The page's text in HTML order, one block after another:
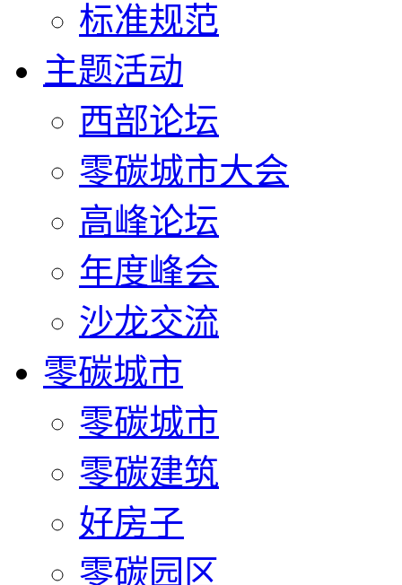
标准规范
主题活动
西部论坛
零碳城市大会
高峰论坛
年度峰会
沙龙交流
零碳城市
零碳城市
零碳建筑
好房子
零碳园区